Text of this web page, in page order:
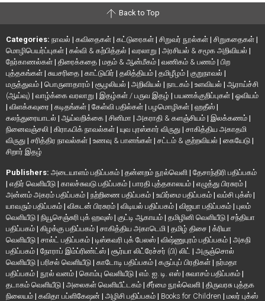
Back to Top
Categories: நாவல் | கவிதைகள் | கட்டுரைகள் | சிறுவர் நூல்கள் | சிறுகதைகள் |
மொழிபெயர்ப்புகள் | கல்வி & கற்பித்தல் | வரலாறு | அரசியல் & சமூக அறிவியல் |
நேர்காணல்கள் | திரைக்கதை | மதம் & ஆன்மீகம் | வணிகம் & பணம் | பிற
புத்தகங்கள் | சுயசரிதை | காட்டுயிர் | தலித்தியம் | தமிழீழம் | குறுநாவல் |
மருத்துவம் | பொருளாதாரம் | சூழலியல் | அறிவியல் | நாடகம் | உளவியல் | ஆராய்ச்சி
(ஆய்வு) | வாழ்க்கை வரலாறு | இதழ்கள் / பருவ இதழ் | பயணக்குறிப்புகள் | ஓவியம்
| விளக்கவுரை | கடிதங்கள் | கேள்வி பதில்கள் | பழமொழிகள் | ஹதீஸ் |
கலந்துரையாடல் | ஆய்வறிக்கை | சினிமா | அகராதி & களஞ்சியம் | இலக்கணம் |
நினைவஞ்சலி | கிராஃபிக் நாவல்கள் | யுவ புரஸ்கார் விருது | சாகித்திய அகாதமி
விருது | சரித்திர நாவல்கள் | உணவு & பானங்கள் | சட்டம் & குற்றவியல் | கையேடு |
சிறார் இதழ்
Publishers: அடையாளம் பதிப்பகம் | தன்னறம் நூல்வெளி | தேசாந்திரி பதிப்பகம்
| எதிர் வெளியீடு | காலச்சுவடு பதிப்பகம் | பாரதி புத்தகாலயம் | எழுத்து பிரசுரம் |
அன்னம் அகரம் பதிப்பகம் | நற்றிணை பதிப்பகம் | உயிர்மை பதிப்பகம் | வம்சி புக்ஸ் |
யாவரும் பதிப்பகம் | விகடன் பிரசுரம் | விடியல் பதிப்பகம் | விஜயா பதிப்பகம் | புலம்
வெளியீடு | நியூசெஞ்சுரி புக் ஹவுஸ் | குட்டி ஆகாயம் | தமிழினி வெளியீடு | சந்தியா
பதிப்பகம் | கிழக்கு பதிப்பகம் | சாகித்திய அகாடெமி | தமிழ் திசை | க்ரியா
வெளியீடு | சால்ட் பதிப்பகம் | டிஸ்கவரி புக் பேலஸ் | விஷ்ணுபுரம் பதிப்பகம் | அகநி
பதிப்பகம் | நோராப் இம்ப்ரிண்ட்ஸ் | சூர்யா லிட்ரேச்சர் (பி) லிட் | அருஞ்சொல்
வெளியீடு | பரிசல் வெளியீடு | காடோடி பதிப்பகம் | கருப்புப் பிரதிகள் | நர்மதா
பதிப்பகம் | நூல் வனம் | கொம்பு வெளியீடு | எம். ஐ. டி. எஸ் | சுவாசம் பதிப்பகம் |
தடாகம் வெளியீடு | அலைகள் வெளியீட்டகம் | சீர்மை நூல்வெளி | திருவரசு புத்தக
நிலையம் | கவிதா பப்ளிகேஷன் | அழிசி பதிப்பகம் | Books for Children | மலர் புக்ஸ்